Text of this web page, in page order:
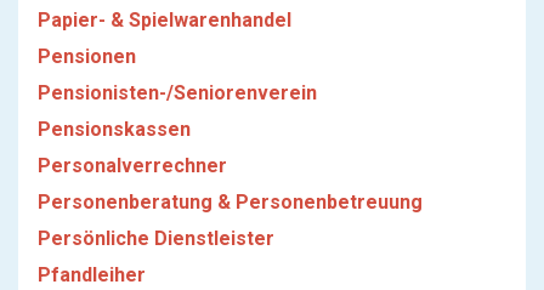
Papier- & Spielwarenhandel
Pensionen
Pensionisten-/Seniorenverein
Pensionskassen
Personalverrechner
Personenberatung & Personenbetreuung
Persönliche Dienstleister
Pfandleiher